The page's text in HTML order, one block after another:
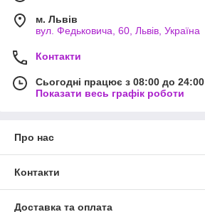
м. Львів
вул. Федьковича, 60, Львів, Україна
Контакти
Сьогодні працює з 08:00 до 24:00
Показати весь графік роботи
Про нас
Контакти
Доставка та оплата